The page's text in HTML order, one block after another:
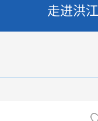
走进洪江